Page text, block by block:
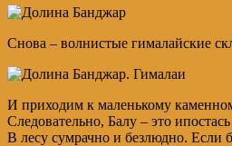
Снова – волнистые гималайские
И приходим к маленькому
Следовательно, Балу – это
В лесу сумрачно и безлюдно. Если